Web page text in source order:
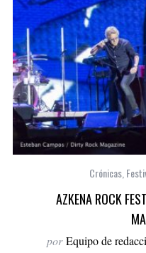
Crónicas,
AZKENA ROCK
por Equipo de